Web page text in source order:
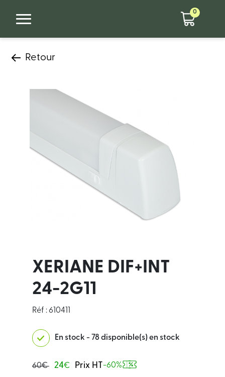
0
Retour
XERIANE DIF+INT
24-2G11
Réf : 610411
En stock - 78 disponible(s) en stock
60€ 24€ Prix HT-60%